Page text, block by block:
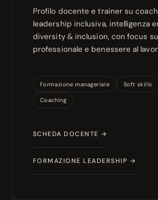
Profilo docente e trainer su
leadership inclusiva, intelligenza
diversity & inclusion, con focus
professionale e benessere al
Formazione manageriale Soft skills
Coaching
SCHEDA DOCENTE →
FORMAZIONE LEADERSHIP →